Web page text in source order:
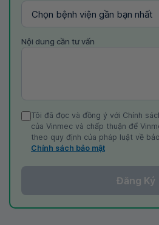
Nội dung cần tư vấn
Tôi đã đọc và đồng ý với Chính
của Vinmec và chấp thuận để
theo quy định của pháp luật về
Chính sách bảo mật
Đăng Ký